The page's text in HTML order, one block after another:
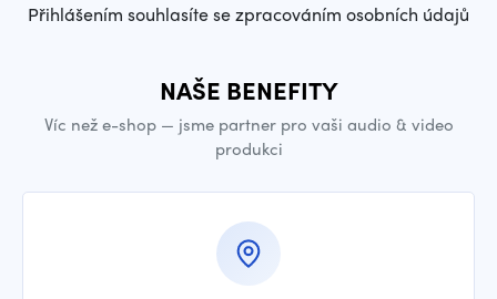
Přihlášením souhlasíte se zpracováním osobních údajů
NAŠE BENEFITY
Víc než e-shop — jsme partner pro vaši audio & video
produkci